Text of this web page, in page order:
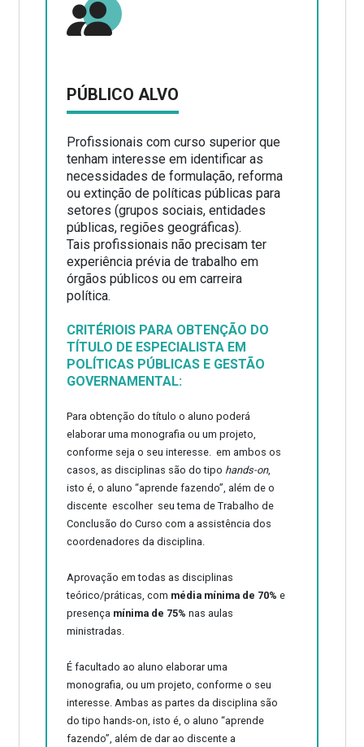
PÚBLICO ALVO
Profissionais com curso superior que
tenham interesse em identificar as
necessidades de formulação, reforma
ou extinção de políticas públicas para
setores (grupos sociais, entidades
públicas, regiões geográficas).
Tais profissionais não precisam ter
experiência prévia de trabalho em
órgãos públicos ou em carreira
política.
CRITÉRIOIS PARA OBTENÇÃO DO
TÍTULO DE ESPECIALISTA EM
POLÍTICAS PÚBLICAS E GESTÃO
GOVERNAMENTAL:
Para obtenção do título o aluno poderá
elaborar uma monografia ou um projeto,
conforme seja o seu interesse. em ambos os
casos, as disciplinas são do tipo hands-on,
isto é, o aluno “aprende fazendo”, além de o
discente escolher seu tema de Trabalho de
Conclusão do Curso com a assistência dos
coordenadores da disciplina.
Aprovação em todas as disciplinas
teórico/práticas, com média mínima de 70% e
presença mínima de 75% nas aulas
ministradas.
É facultado ao aluno elaborar uma
monografia, ou um projeto, conforme o seu
interesse. Ambas as partes da disciplina são
do tipo hands-on, isto é, o aluno “aprende
fazendo”, além de dar ao discente a